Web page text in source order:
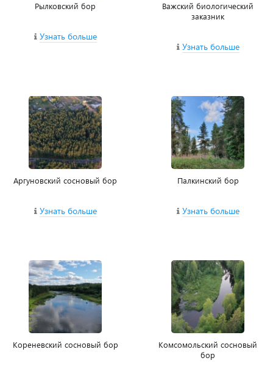
Рылковский бор
Узнать больше
Важский биологический
заказник
Узнать больше
Аргуновский сосновый бор
Узнать больше
Палкинский бор
Узнать больше
Кореневский сосновый бор
Комсомольский сосновый
бор